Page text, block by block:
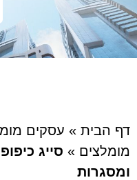
דף הבית » עסקים
מומלצים » סייג
ומסגרות